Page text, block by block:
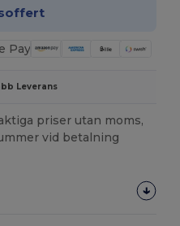
Leverans
priser utan moms,
vid betalning